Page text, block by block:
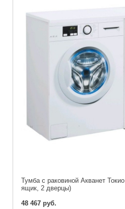
Тумба с раковиной Акванет
ящик, 2 дверцы)
48 467 руб.